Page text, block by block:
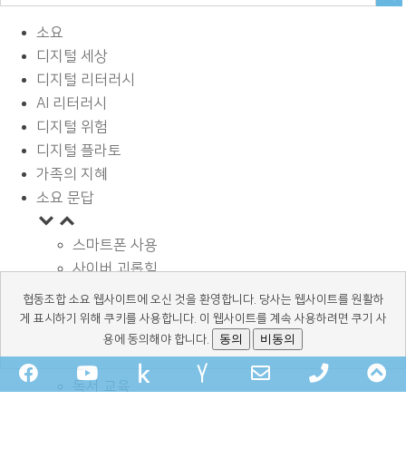
소요
디지털 세상
디지털 리터러시
AI 리터러시
디지털 위험
디지털 플라토
가족의 지혜
소요 문답
스마트폰 사용
사이버 괴롭힘
페이스북과 SNS
디지털과 학습
광고 바로알기
정보보호와 안전
독서 교육
FacebookYouTube kakaochannel
Naver-
Email
Phone
협동조합 소요 웹사이트에 오신 것을 환영합니다. 당사는 웹사이트를 원활하
게 표시하기 위해 쿠키를 사용합니다. 이 웹사이트를 계속 사용하려면 쿠기 사
용에 동의해야 합니다.
동의 비동의